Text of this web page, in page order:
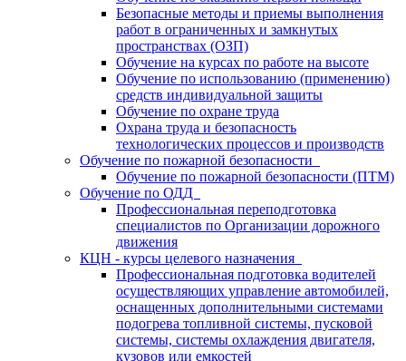
Безопасные методы и приемы выполнения
работ в ограниченных и замкнутых
пространствах (ОЗП)
Обучение на курсах по работе на высоте
Обучение по использованию (применению)
средств индивидуальной защиты
Обучение по охране труда
Охрана труда и безопасность
технологических процессов и производств
Обучение по пожарной безопасности
Обучение по пожарной безопасности (ПТМ)
Обучение по ОДД
Профессиональная переподготовка
специалистов по Организации дорожного
движения
КЦН - курсы целевого назначения
Профессиональная подготовка водителей
осуществляющих управление автомобилей,
оснащенных дополнительными системами
подогрева топливной системы, пусковой
системы, системы охлаждения двигателя,
кузовов или емкостей